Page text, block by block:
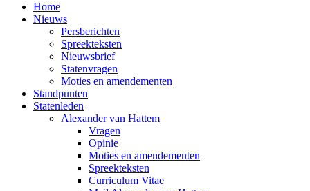
Home
Nieuws
Persberichten
Spreekteksten
Nieuwsbrief
Statenvragen
Moties en amendementen
Standpunten
Statenleden
Alexander van Hattem
Vragen
Opinie
Moties en amendementen
Spreekteksten
Curriculum Vitae